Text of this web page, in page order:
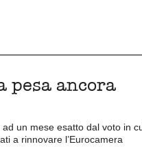
pesa ancora
ad un mese esatto dal voto in
a rinnovare l’Eurocamera